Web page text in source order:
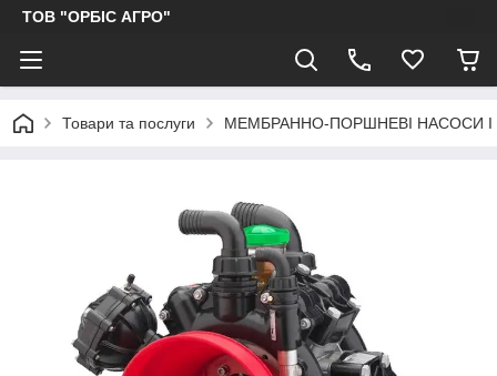
ТОВ "ОРБІС АГРО"
Товари та послуги МЕМБРАННО-ПОРШНЕВІ НАСОСИ І